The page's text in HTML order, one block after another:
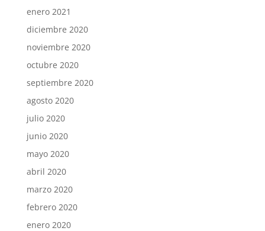
enero 2021
diciembre 2020
noviembre 2020
octubre 2020
septiembre 2020
agosto 2020
julio 2020
junio 2020
mayo 2020
abril 2020
marzo 2020
febrero 2020
enero 2020